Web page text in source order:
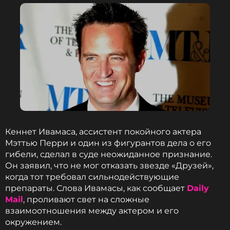
приговорен к трем годам и пяти месяцам
тюремного заключения. При этом
злоумышленнику был назначен крупный штраф.
ФОТО: Featureflash Archive / Legion-Media
Читайте нас в Одноклассниках,
чтобы оставаться в курсе событий
ПОДПИСАТЬСЯ
ССЫЛКА
Кеннет Ивамаса, ассистент покойного актера
Мэттью Перри и один из фигурантов дела о его
гибели, сделал в суде неожиданное признание.
Он заявил, что не мог отказать звезде «Друзей»,
когда тот требовал сильнодействующие
препараты. Слова Ивамасы, как сообщает Daily
Mail, проливают свет на сложные
взаимоотношения между актером и его
окружением.